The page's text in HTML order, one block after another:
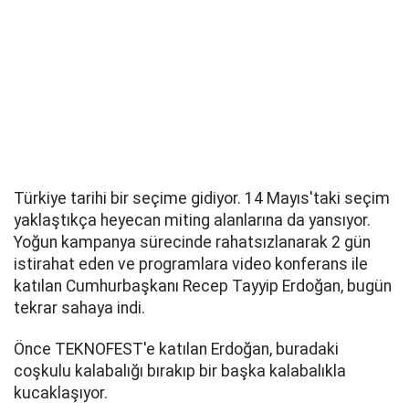
Türkiye tarihi bir seçime gidiyor. 14 Mayıs'taki seçim
yaklaştıkça heyecan miting alanlarına da yansıyor.
Yoğun kampanya sürecinde rahatsızlanarak 2 gün
istirahat eden ve programlara video konferans ile
katılan Cumhurbaşkanı Recep Tayyip Erdoğan, bugün
tekrar sahaya indi.
Önce TEKNOFEST'e katılan Erdoğan, buradaki
coşkulu kalabalığı bırakıp bir başka kalabalıkla
kucaklaşıyor.